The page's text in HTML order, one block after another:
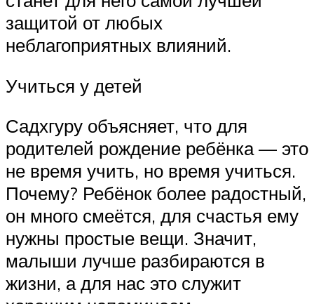
защитой от любых
неблагоприятных влияний.
Учиться у детей
Садхгуру объясняет, что для
родителей рождение ребёнка — это
не время учить, но время учиться.
Почему? Ребёнок более радостный,
он много смеётся, для счастья ему
нужны простые вещи. Значит,
малыши лучше разбираются в
жизни, а для нас это служит